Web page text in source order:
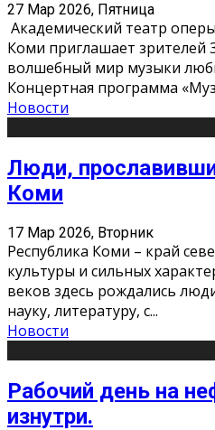
27 Мар 2026, Пятница
Академический театр
Коми приглашает зрителей
волшебный мир музыки
Концертная программа «Муз
Новости
Люди,
Коми
17 Мар 2026, Вторник
Республика Коми – край
культуры и сильных
веков здесь рождались
науку, литературу, с...
Новости
Рабочий день на
изнутри.